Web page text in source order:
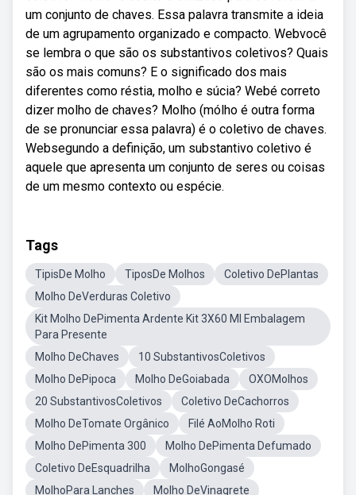
um conjunto de chaves. Essa palavra transmite a ideia
de um agrupamento organizado e compacto. Webvocê
se lembra o que são os substantivos coletivos? Quais
são os mais comuns? E o significado dos mais
diferentes como réstia, molho e súcia? Webé correto
dizer molho de chaves? Molho (mólho é outra forma
de se pronunciar essa palavra) é o coletivo de chaves.
Websegundo a definição, um substantivo coletivo é
aquele que apresenta um conjunto de seres ou coisas
de um mesmo contexto ou espécie.
Tags
TipisDe Molho TiposDe Molhos
Coletivo DePlantas
Molho DeVerduras Coletivo
Kit Molho DePimenta Ardente Kit 3X60 Ml Embalagem
Para Presente
Molho DeChaves
10 SubstantivosColetivos
Molho DePipoca
Molho DeGoiabada
OXOMolhos
20 SubstantivosColetivos
Coletivo DeCachorros
Molho DeTomate Orgânico
Filé AoMolho Roti
Molho DePimenta 300
Molho DePimenta Defumado
Coletivo DeEsquadrilha
MolhoGongasé
MolhoPara Lanches
Molho DeVinagrete